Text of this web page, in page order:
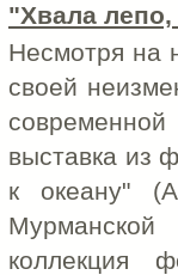
"Хвала
Несмотря на
своей
выставка из
к океану"
коллекция